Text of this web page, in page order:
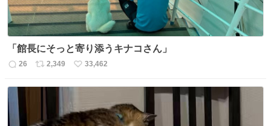
「館長にそっと寄り添うキナコさん」
返
数
26
リ
数
2,349
い
33,462